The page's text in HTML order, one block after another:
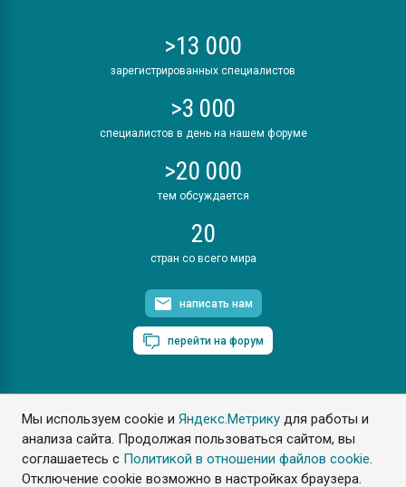
Мы используем cookie иЯндекс.Метрику для работы и
анализа сайта. Продолжая пользоваться сайтом, вы
соглашаетесь с Политикой в отношении файлов cookie.
Отключение cookie возможно в настройках браузера.
>13 000
зарегистрированных специалистов
>3 000
специалистов в день на нашем форуме
>20 000
тем обсуждается
20
стран со всего мира
написать нам
перейти на форум
ПластЭксперт © 2006. Все права защищены
Разрешается копирование материалов сайта с обязательной
ссылкой на www.e-plastic.ru
Разработка сайта